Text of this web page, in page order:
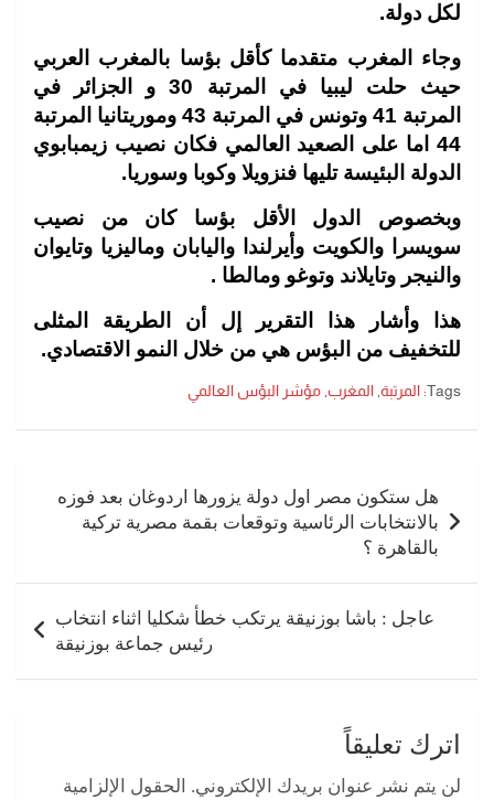
لكل دولة.
وجاء المغرب متقدما كأقل بؤسا بالمغرب العربي
حيث حلت ليبيا في المرتبة 30 و الجزائر في
المرتبة 41 وتونس في المرتبة 43 وموريتانيا المرتبة
44 اما على الصعيد العالمي فكان نصيب زيمبابوي
الدولة البئيسة تليها فنزويلا وكوبا وسوريا.
وبخصوص الدول الأقل بؤسا كان من نصيب
سويسرا والكويت وأيرلندا واليابان وماليزيا وتايوان
والنيجر وتايلاند وتوغو ومالطا .
هذا وأشار هذا التقرير إل أن الطريقة المثلى
للتخفيف من البؤس هي من خلال النمو الاقتصادي.
Tags: المرتبة, المغرب, مؤشر البؤس العالمي
المقالاتهل ستكون مصر اول دولة يزورها اردوغان بعد فوزه
بالانتخابات الرئاسية وتوقعات بقمة مصرية تركية
بالقاهرة ؟
عاجل : باشا بوزنيقة يرتكب خطأ شكليا اثناء انتخاب
رئيس جماعة بوزنيقة
اترك تعليقاً
لن يتم نشر عنوان بريدك الإلكتروني. الحقول الإلزامية